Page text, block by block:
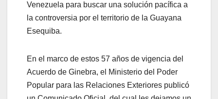
Venezuela para buscar una solución pacífica a
la controversia por el territorio de la Guayana
Esequiba.
En el marco de estos 57 años de vigencia del
Acuerdo de Ginebra, el Ministerio del Poder
Popular para las Relaciones Exteriores publicó